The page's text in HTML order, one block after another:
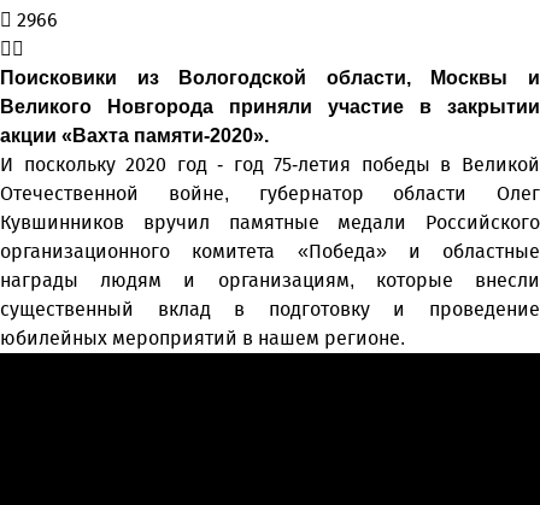
2966
Поисковики из Вологодской области, Москвы и
Великого Новгорода приняли участие в закрытии
акции «Вахта памяти-2020».
И поскольку 2020 год - год 75-летия победы в Великой
Отечественной войне, губернатор области Олег
Кувшинников вручил памятные медали Российского
организационного комитета «Победа» и областные
награды людям и организациям, которые внесли
существенный вклад в подготовку и проведение
юбилейных мероприятий в нашем регионе.